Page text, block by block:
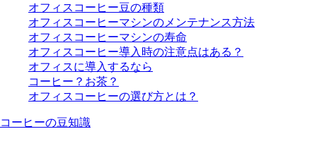
オフィスコーヒー豆の種類
オフィスコーヒーマシンのメンテナンス方法
オフィスコーヒーマシンの寿命
オフィスコーヒー導入時の注意点はある？
オフィスに導入するなら
コーヒー？お茶？
オフィスコーヒーの選び方とは？
コーヒーの豆知識